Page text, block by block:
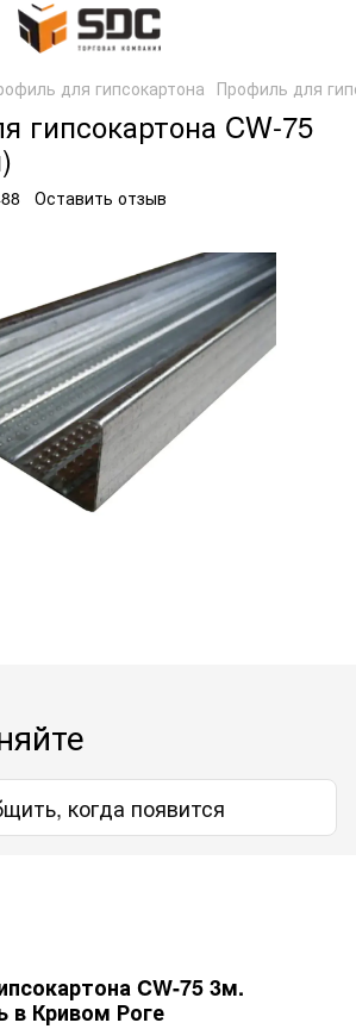
для гипсокартона Профиль для
гипсокартона CW-75
Оставить отзыв
когда появится
CW-75 3м.
в Кривом Роге